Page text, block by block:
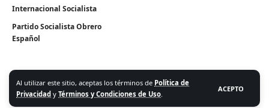
Al utilizar este sitio, aceptas los términos de Política de
Privacidad y Términos y Condiciones de Uso.
ACEPTO
Internacional Socialista
Partido Socialista Obrero
Español
Algunos Derechos Reservados. Instituto Igualdad 2026.